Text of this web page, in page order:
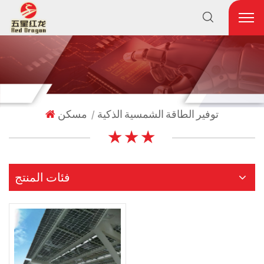
مسكن | توفير الطاقة الشمسية الذكية
★ ★ ★
فئات المنتج